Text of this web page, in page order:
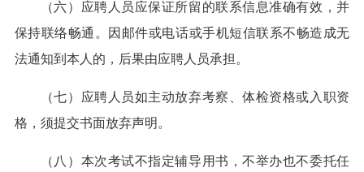
（六）应聘人员应保证所留的联系信息准确有效，并
保持联络畅通。因邮件或电话或手机短信联系不畅造成无
法通知到本人的，后果由应聘人员承担。
（七）应聘人员如主动放弃考察、体检资格或入职资
格，须提交书面放弃声明。
（八）本次考试不指定辅导用书，不举办也不委托任